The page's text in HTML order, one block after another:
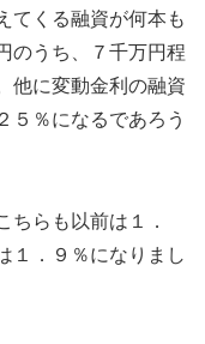
てくる融資が何本も
のうち、７千万円程
他に変動金利の融資
５％になるであろう
ちらも以前は１．
１．９％になりまし